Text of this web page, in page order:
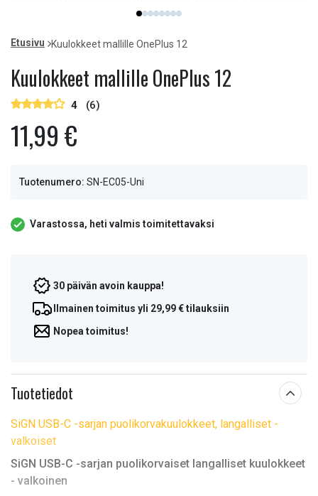
item
0
item
item
2
item
3
item
4
item
item
6
item
7
of
Etusivu Kuulokkeet mallille OnePlus 12
Kuulokkeet mallille OnePlus 12
4 (6)
11,99 €
Tuotenumero: SN-EC05-Uni
Varastossa, heti valmis toimitettavaksi
30 päivän avoin kauppa!
Ilmainen toimitus yli 29,99 € tilauksiin
Nopea toimitus!
Tuotetiedot
SiGN USB-C -sarjan puolikorvakuulokkeet, langalliset -
valkoiset
SiGN USB-C -sarjan puolikorvaiset langalliset kuulokkeet
- valkoinen